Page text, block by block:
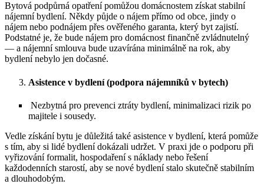
Bytová podpůrná opatření pomůžou domácnostem získat stabilní
nájemní bydlení. Někdy půjde o nájem přímo od obce, jindy o
nájem nebo podnájem přes ověřeného garanta, který byt zajistí.
Podstatné je, že bude nájem pro domácnost finančně zvládnutelný
— a nájemní smlouva bude uzavírána minimálně na rok, aby
bydlení nebylo jen dočasné.
Asistence v bydlení (podpora nájemníků v bytech)
Nezbytná pro prevenci ztráty bydlení, minimalizaci rizik po
majitele i sousedy.
Vedle získání bytu je důležitá také asistence v bydlení, která pomůže
s tím, aby si lidé bydlení dokázali udržet. V praxi jde o podporu při
vyřizování formalit, hospodaření s náklady nebo řešení
každodenních starostí, aby se nové bydlení stalo skutečně stabilním
a dlouhodobým.